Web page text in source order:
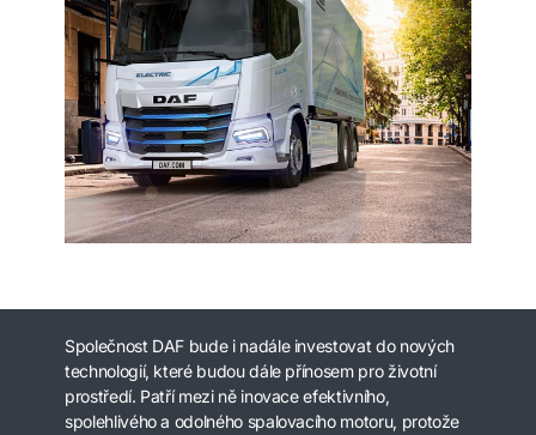
Společnost DAF bude i nadále investovat do nových
technologií, které budou dále přínosem pro životní
prostředí. Patří mezi ně inovace efektivního,
spolehlivého a odolného spalovacího motoru, protože